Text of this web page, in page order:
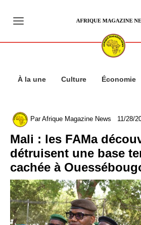
contenu
À la une Culture Économie
ParAfrique Magazine News 11/28/
Mali : les FAMa
détruisent une base
cachée à